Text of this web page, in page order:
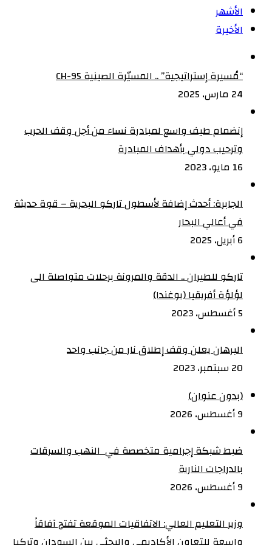
الأشهر
الأخيرة
“مُسيرة إستراتيجية” .. المسيّرة الصينية CH-95
24 مارس، 2025
إنضمام طيف واسع لمبادرة نساء من أجل وقف الحرب
وترحيب دولي بأهداف المبادرة
16 مايو، 2023
الجابرة: أحدث إضافة لأسطول تاركو البحرية – قوة حديثة
في أعالي البحار
6 أبريل، 2025
تاركو للطيران .. الدقة والمرونة برحلات متواصلة الى
لؤلؤة أفريقيا (يوغندا)
5 أغسطس، 2023
البرهان يعلن وقف إطلاق نار من جانب واحد
20 سبتمبر، 2023
(بدون عنوان)
9 أغسطس، 2026
ضبط شبكة إجرامية متخصصة في النهب والسرقات
بالدراجات النارية‏
9 أغسطس، 2026
وزير التعليم العالي: الاتفاقيات الموقعة تفتح آفاقاً